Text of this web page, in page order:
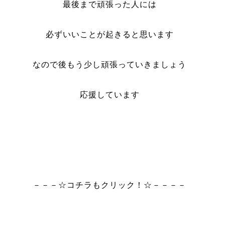
最後まで頑張った人には
必ずいいことが起きると思います
なので後もう少し頑張っていきましょう
応援しています
－－－☆コチラもクリック！☆－－－－